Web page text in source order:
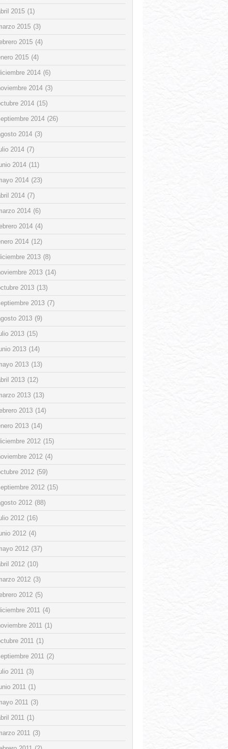
2015 (1)
2015 (3)
2015 (4)
2015 (4)
2014 (6)
2014 (3)
2014 (15)
2014 (26)
2014 (3)
2014 (7)
2014 (11)
2014 (23)
2014 (7)
2014 (6)
2014 (4)
2014 (12)
2013 (8)
2013 (14)
2013 (13)
2013 (7)
2013 (9)
2013 (15)
2013 (14)
2013 (13)
2013 (12)
2013 (13)
2013 (14)
2013 (14)
2012 (15)
2012 (4)
2012 (59)
2012 (15)
2012 (88)
2012 (16)
2012 (4)
2012 (37)
2012 (10)
2012 (3)
2012 (5)
2011 (4)
2011 (1)
2011 (1)
2011 (2)
2011 (3)
2011 (1)
2011 (3)
2011 (1)
2011 (3)